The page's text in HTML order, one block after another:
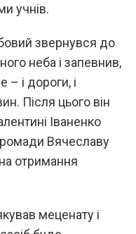
учнів.
звернувся до
неба і запевнив,
– і дороги, і
Після цього він
Іваненко
Вячеславу
отримання
меценату і